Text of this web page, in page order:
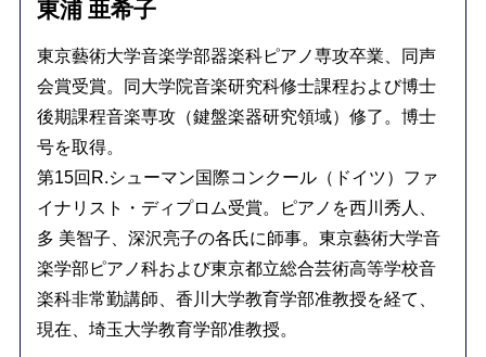
東浦 亜希子
東京藝術大学音楽学部器楽科ピアノ専攻卒業、同声
会賞受賞。同大学院音楽研究科修士課程および博士
後期課程音楽専攻（鍵盤楽器研究領域）修了。博士
号を取得。
第15回R.シューマン国際コンクール（ドイツ）ファ
イナリスト・ディプロム受賞。ピアノを西川秀人、
多 美智子、深沢亮子の各氏に師事。東京藝術大学音
楽学部ピアノ科および東京都立総合芸術高等学校音
楽科非常勤講師、香川大学教育学部准教授を経て、
現在、埼玉大学教育学部准教授。